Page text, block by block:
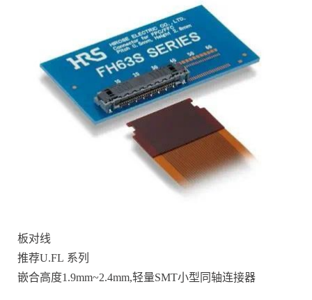
板对线
推荐U.FL 系列
嵌合高度1.9mm~2.4mm,轻量SMT小型同轴连接器